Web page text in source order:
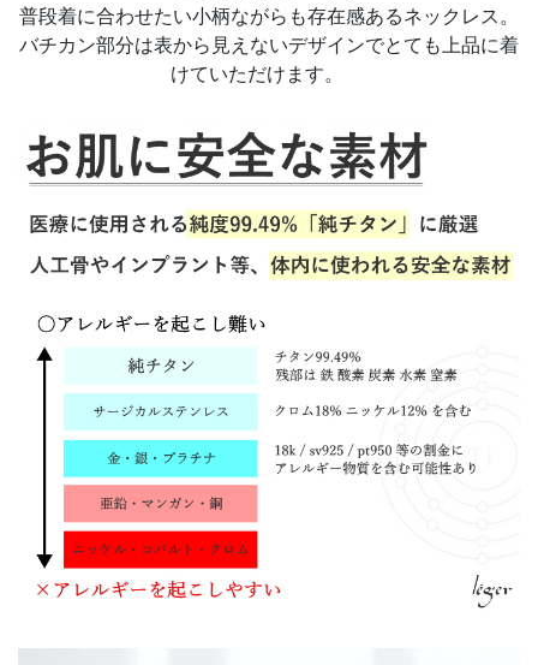
普段着に合わせたい小柄ながらも存在感あるネックレス。
バチカン部分は表から見えないデザインでとても上品に着
けていただけます。